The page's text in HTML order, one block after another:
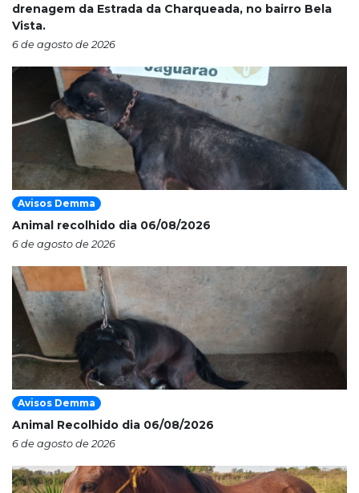
drenagem da Estrada da Charqueada, no bairro Bela
Vista.
6 de agosto de 2026
Avisos Demma
Animal recolhido dia 06/08/2026
6 de agosto de 2026
Avisos Demma
Animal Recolhido dia 06/08/2026
6 de agosto de 2026